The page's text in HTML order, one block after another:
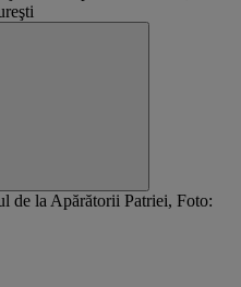
de la Apărătorii Patriei, Foto: